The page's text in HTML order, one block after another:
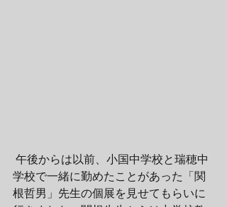
学校で一緒に勤めたことがあった「関
根哲男」先生の個展を見せてもらいに